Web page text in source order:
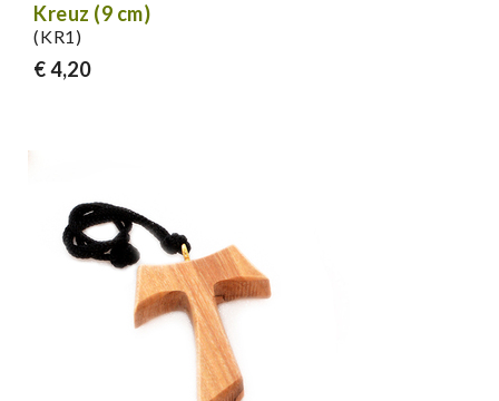
Kreuz (9 cm)
(KR1)
€ 4,20